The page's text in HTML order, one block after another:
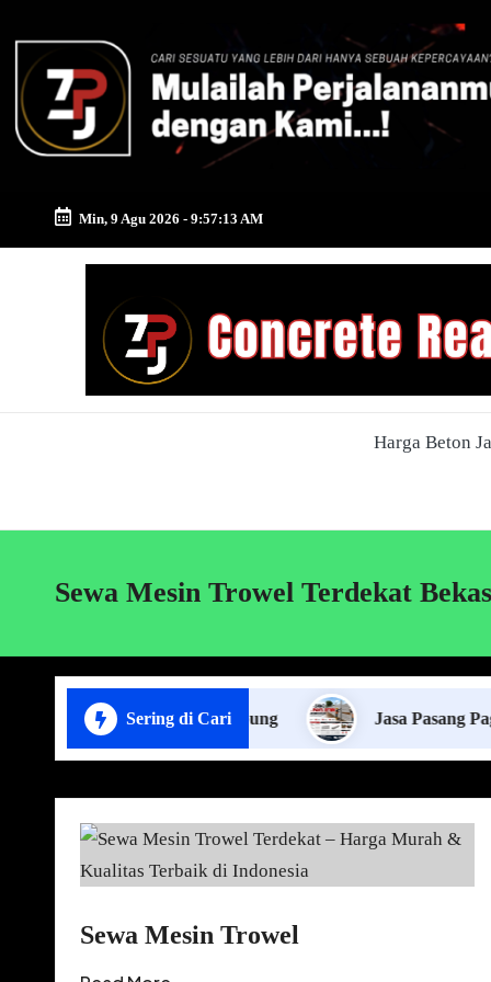
content
Min, 9 Agu 2026 - 9:57:13 AM
Harga Beton
Sewa Mesin Trowel Terdekat
Sering di Cari
Sewa Lift Cor di Lampung Jasa Pasang Pagar
Sewa Mesin Trowel